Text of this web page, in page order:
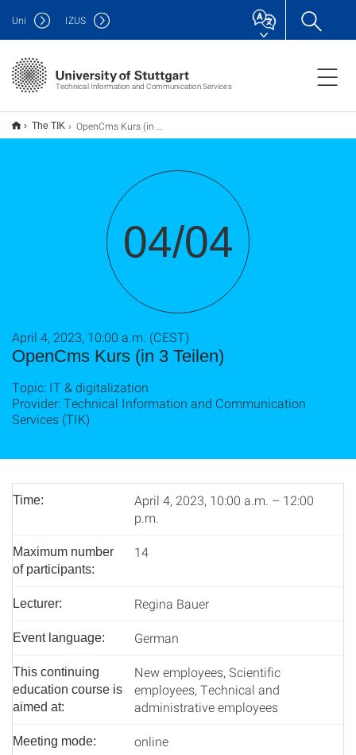
Technical Information and Communication Services
Uni IZUS
The TIK OpenCms Kurs (in 3 Teilen)
04/04
OpenCms Kurs (in 3 Teilen)
April 4, 2023, 10:00 a.m. (CEST)
Topic: IT & digitalization
Provider: Technical Information and Communication
Services (TIK)
Time:
April 4, 2023, 10:00 a.m. – 12:00
p.m.
Maximum number
of participants:
14
Lecturer: Regina Bauer
Event language: German
This continuing
education course is
aimed at:
New employees, Scientific
employees, Technical and
administrative employees
Meeting mode: online